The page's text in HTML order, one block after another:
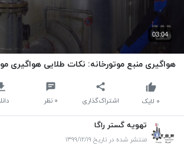
03:04
هواگیری منبع موتورخانه: نکات طلایی هواگیری
اشتراک‌گذاری ۰ نظر ۰ لایک
تهویه گستر راگا
منتشر شده در تاریخ ۱۳۹۹/۱۲/۱۹